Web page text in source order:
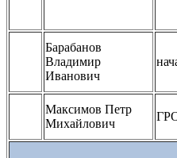
Барабанов
Владимир
Иванович
Максимов Петр
Михайлович